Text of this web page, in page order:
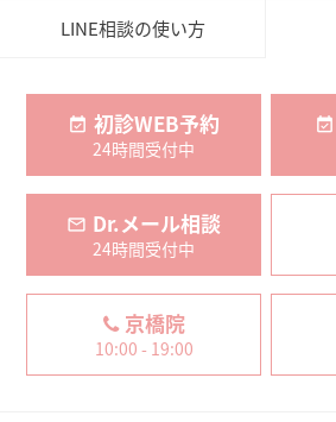
LINE相談の使い方
初診WEB予約
24時間受付中
Dr.メール相談
24時間受付中
京橋院
10:00 - 19:00